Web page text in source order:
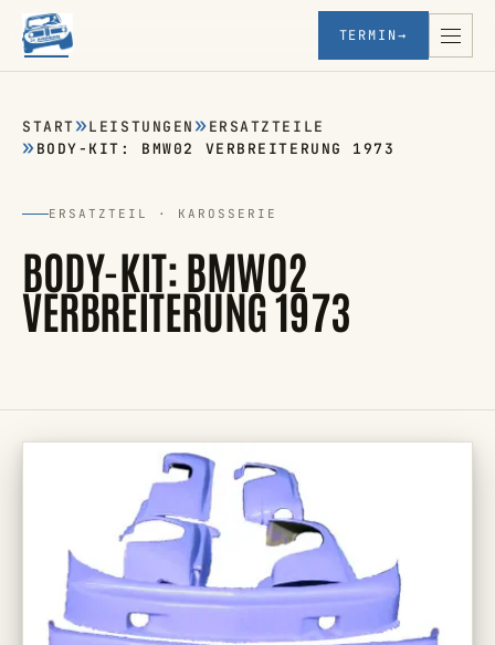
TERMIN→
START LEISTUNGEN
ERSATZTEILE
BODY-KIT: BMW02 VERBREITERUNG 1973
ERSATZTEIL · KAROSSERIE
BODY-KIT: BMW02
VERBREITERUNG 1973